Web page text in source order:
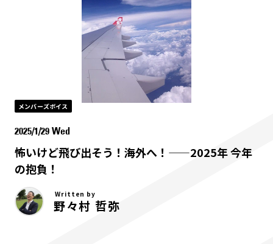
メンバーズボイス
2025/1/29 Wed
怖いけど飛び出そう！海外へ！——2025年 今年
の抱負！
Written by
野々村 哲弥